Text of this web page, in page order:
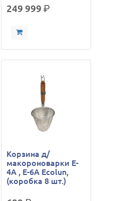
249 999 р.
Корзина д/
макороноварки E-
4A , E-6A Ecolun,
(коробка 8 шт.)